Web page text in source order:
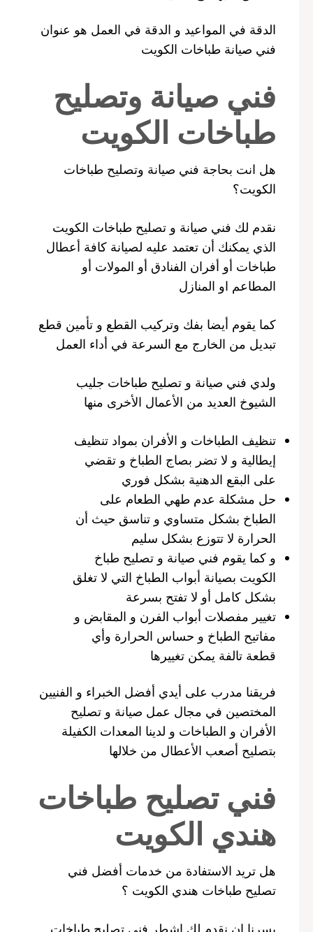
الدقة في المواعيد و الدقة في العمل هو عنوان
فني صيانة طباخات الكويت
فني صيانة وتصليح
طباخات الكويت
هل انت بحاجة فني صيانة وتصليح طباخات
الكويت؟
نقدم لك فني صيانة و تصليح طباخات الكويت
الذي يمكنك أن تعتمد عليه لصيانة كافة أعطال
طباخات أو أفران الفنادق أو المولات أو
المطاعم او المنازل
كما يقوم أيضا بفك وتركيب القطع و تأمين قطع
تبديل من الخارج مع السرعة في أداء العمل
ولدي فني صيانة و تصليح طباخات جليب
الشيوخ العديد من الأعمال الأخرى منها
تنظيف الطباخات و الأفران بمواد تنظيف
إيطالية و لا تضر بصاج الطباخ و تقضي
على البقع الدهنية بشكل فوري
حل مشكلة عدم طهي الطعام على
الطباخ بشكل متساوي و تناسق حيث أن
الحرارة لا تتوزع بشكل سليم
و كما يقوم فني صيانة و تصليح طباخ
الكويت بصيانة أبواب الطباخ التي لا تغلق
بشكل كامل أو لا تفتح بسرعة
تغيير مفصلات أبواب الفرن و المقابض و
مفاتيح الطباخ و حساس الحرارة وأي
قطعة تالفة يمكن تغييرها
فريقنا مدرب على أيدي أفضل الخبراء و الفنيين
المختصين في مجال عمل صيانة و تصليح
الأفران و الطباخات و لدينا المعدات الكفيلة
بتصليح أصعب الأعطال من خلالها
فني تصليح طباخات
هندي الكويت
هل تريد الاستفادة من خدمات أفضل فني
تصليح طباخات هندي الكويت ؟
يسرنا ان نقدم لك اشطر فني تصليح طباخات